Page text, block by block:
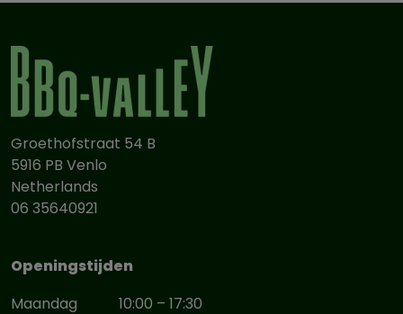
kookplatform
Het Vonken Frame Urban is de ideale uitbreiding voor
iedereen die zijn Vonken oven met maximale flexibiliteit
en gebruiksgemak wil inzetten. Verkrijgbaar bij BBQ Valley
Venlo, specialist in premium outdoor cooking.
Groethofstraat 54 B
5916 PB Venlo
Netherlands
06 35640921
Openingstijden
Maandag
10:00 – 17:30